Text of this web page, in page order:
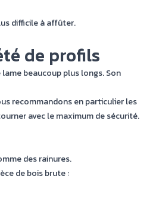
difficile à affûter.
de profils
beaucoup plus longs. Son
recommandons en particulier les
avec le maximum de sécurité.
des rainures.
de bois brute :